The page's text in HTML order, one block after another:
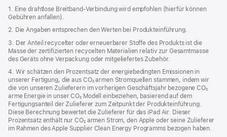
1. Eine drahtlose Breitband-Verbindung wird empfohlen (hierfür können
Gebühren anfallen).
2. Die Angaben entsprechen den Werten bei Produkteinführung.
3. Der Anteil recycelter oder erneuerbarer Stoffe des Produkts ist die
Masse der zertifizierten recycelten Materialien relativ zur Gesamtmasse
des Geräts ohne Verpackung oder mitgeliefertes Zubehör.
4. Wir schätzen den Prozentsatz der energiebedingten Emissionen in
unserer Fertigung, die aus CO₂ armen Stromquellen stammen, indem wir
die von unseren Zulieferern im vorherigen Geschäftsjahr bezogene CO₂
arme Energie in unser CO₂ Modell einbeziehen, basierend auf dem
Fertigungsanteil der Zulieferer zum Zeitpunkt der Produkt­einführung.
Diese Berechnung bewertet die Zulieferer für das iPad Air. Dieser
Prozentsatz enthält nur CO₂ armen Strom, den Apple oder seine Zulieferer
im Rahmen des Apple Supplier Clean Energy Programms bezogen haben.